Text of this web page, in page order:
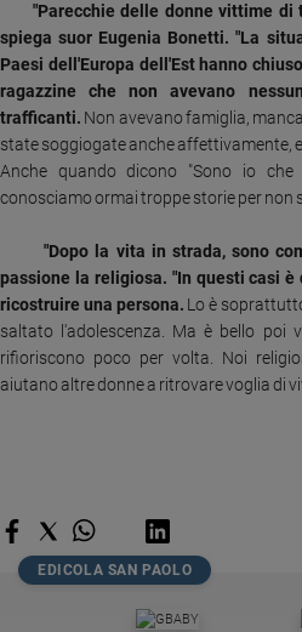
Cultura
e
Sanremo
2026
Cinema,
Tv
streaming
Libri
Musica
Arte
figli
Nonni
"Parecchie delle donne vittime
spiega suor Eugenia Bonetti. "La
Paesi dell'Europa dell'Est hanno
ragazzine che non avevano
trafficanti. Non avevano famiglia,
state soggiogate anche affettivamente,
Anche quando dicono "Sono io
conosciamo ormai troppe storie per non
"Dopo la vita in strada, sono
passione la religiosa. "In questi casi
ricostruire una persona. Lo è
saltato l'adolescenza. Ma è bello poi
rifioriscono poco per volta. Noi
aiutano altre donne a ritrovare voglia di
EDICOLA SAN PAOLO